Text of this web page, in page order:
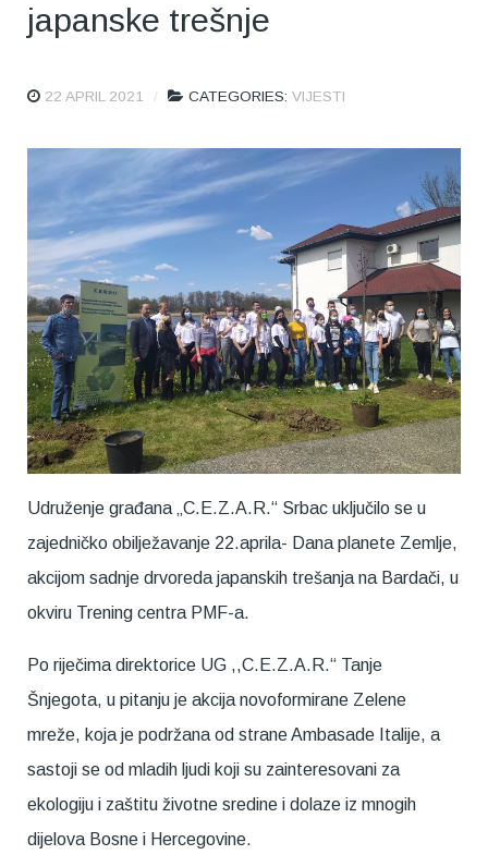
japanske trešnje
22 APRIL 2021 CATEGORIES: VIJESTI
Udruženje građana „C.E.Z.A.R.“ Srbac uključilo se u
zajedničko obilježavanje 22.aprila- Dana planete Zemlje,
akcijom sadnje drvoreda japanskih trešanja na Bardači, u
okviru Trening centra PMF-a.
Po riječima direktorice UG ,,C.E.Z.A.R.“ Tanje
Šnjegota, u pitanju je akcija novoformirane Zelene
mreže, koja je podržana od strane Ambasade Italije, a
sastoji se od mladih ljudi koji su zainteresovani za
ekologiju i zaštitu životne sredine i dolaze iz mnogih
dijelova Bosne i Hercegovine.